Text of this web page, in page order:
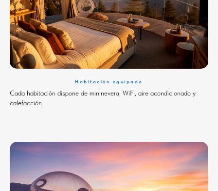
Habitación equipada
Cada habitación dispone de mininevera, WiFi, aire acondicionado y
calefacción.